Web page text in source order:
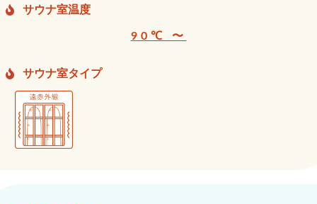
サウナ室温度
90℃ 〜
サウナ室タイプ